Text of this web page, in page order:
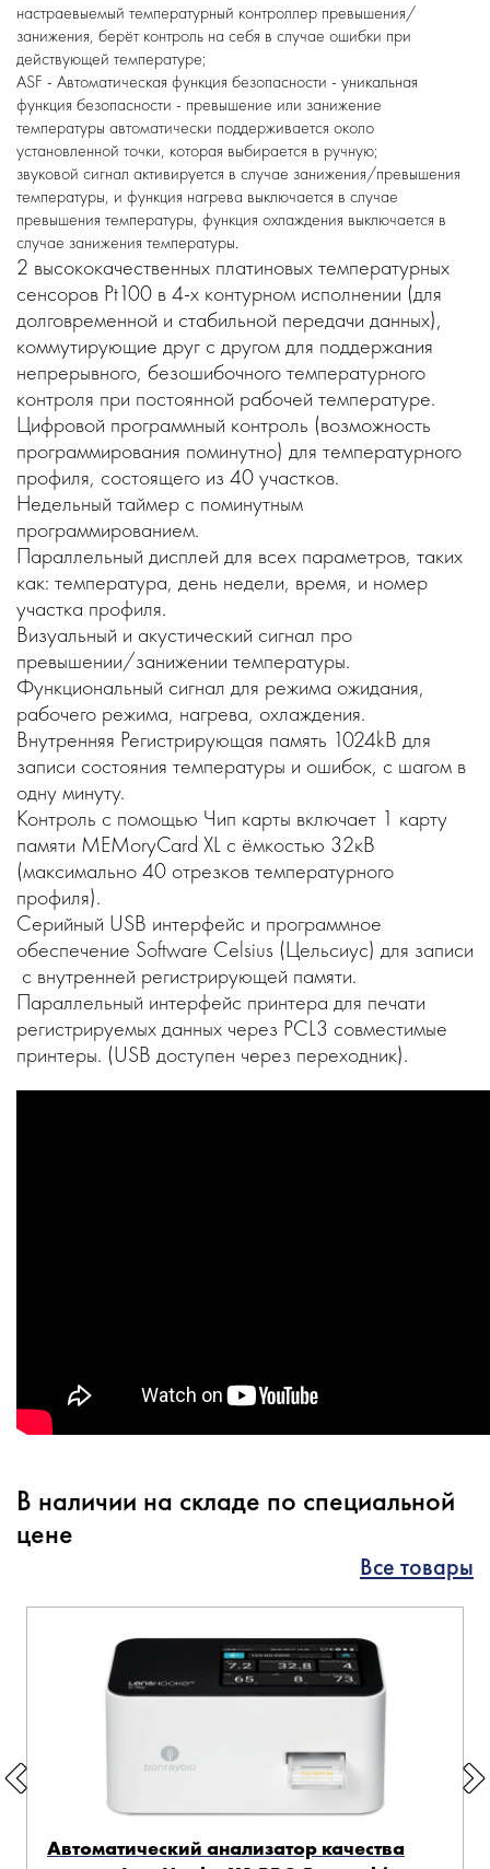
настраевыемый температурный контроллер превышения/
занижения, берёт контроль на себя в случае ошибки при
действующей температуре;
ASF - Автоматическая функция безопасности - уникальная
функция безопасности - превышение или занижение
температуры автоматически поддерживается около
установленной точки, которая выбирается в ручную;
звуковой сигнал активируется в случае занижения/превышения
температуры, и функция нагрева выключается в случае
превышения температуры, функция охлаждения выключается в
случае занижения температуры.
2 высококачественных платиновых температурных
сенсоров Pt100 в 4-х контурном исполнении (для
долговременной и стабильной передачи данных),
коммутирующие друг с другом для поддержания
непрерывного, безошибочного температурного
контроля при постоянной рабочей температуре.
Цифровой программный контроль (возможность
программирования поминутно) для температурного
профиля, состоящего из 40 участков.
Недельный таймер с поминутным
программированием.
Параллельный дисплей для всех параметров, таких
как: температура, день недели, время, и номер
участка профиля.
Визуальный и акустический сигнал про
превышении/занижении температуры.
Функциональный сигнал для режима ожидания,
рабочего режима, нагрева, охлаждения.
Внутренняя Регистрирующая память 1024kB для
записи состояния температуры и ошибок, с шагом в
одну минуту.
Контроль с помощью Чип карты включает 1 карту
памяти MEMoryCard XL с ёмкостью 32кВ
(максимально 40 отрезков температурного
профиля).
Серийный USB интерфейс и программное
обеспечение Software Celsius (Цельсиус) для записи
с внутренней регистрирующей памяти.
Параллельный интерфейс принтера для печати
регистрируемых данных через PCL3 совместимые
принтеры. (USB доступен через переходник).
В наличии на складе по специальной
цене
Все товары
Автоматический анализатор качества